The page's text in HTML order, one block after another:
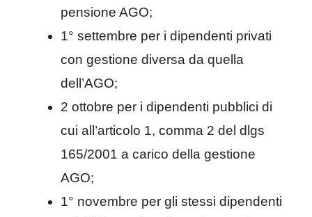
pensione AGO;
1° settembre per i dipendenti privati
con gestione diversa da quella
dell’AGO;
2 ottobre per i dipendenti pubblici di
cui all’articolo 1, comma 2 del dlgs
165/2001 a carico della gestione
AGO;
1° novembre per gli stessi dipendenti